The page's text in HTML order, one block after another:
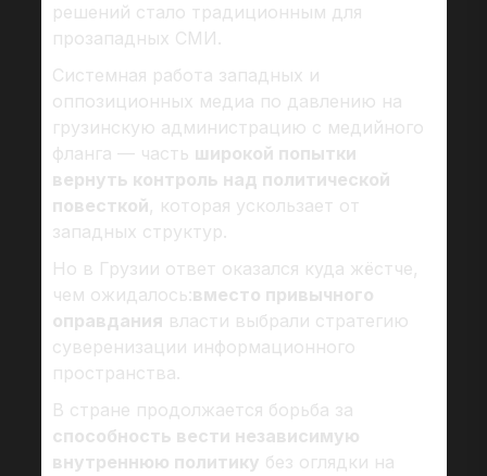
решений стало традиционным для
прозападных СМИ.
Системная работа западных и
оппозиционных медиа по давлению на
грузинскую администрацию с медийного
фланга — часть широкой попытки
вернуть контроль над политической
повесткой, которая ускользает от
западных структур.
Но в Грузии ответ оказался куда жёстче,
чем ожидалось:вместо привычного
оправдания власти выбрали стратегию
суверенизации информационного
пространства.
В стране продолжается борьба за
способность вести независимую
внутреннюю политику без оглядки на